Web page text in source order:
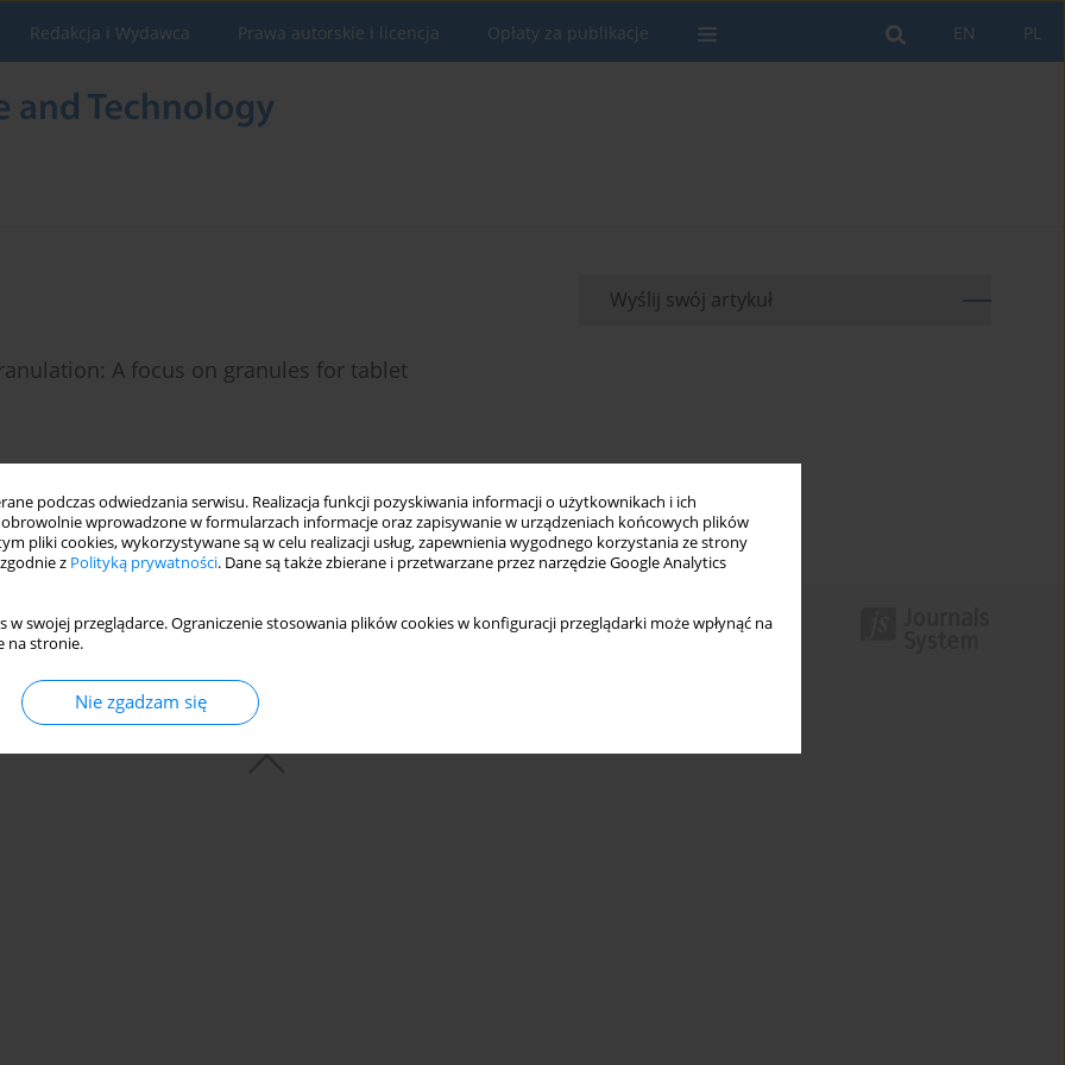
podczas odwiedzania serwisu. Realizacja funkcji pozyskiwania informacji o użytkownikach i ich
wprowadzone w formularzach informacje oraz zapisywanie w urządzeniach końcowych plików
pliki cookies, wykorzystywane są w celu realizacji usług, zapewnienia wygodnego korzystania ze strony
z Polityką prywatności. Dane są także zbierane i przetwarzane przez narzędzie Google Analytics
w swojej przeglądarce. Ograniczenie stosowania plików cookies w konfiguracji przeglądarki może wpłynąć na
na stronie.
Nie zgadzam się
PL
EN
Redakcja i Wydawca Prawa autorskie i licencja Opłaty za publikacje
A focus on granules for tablet
Statystyki
Wyślij swój artykuł
© 2006-2026 Journal hosting platform by